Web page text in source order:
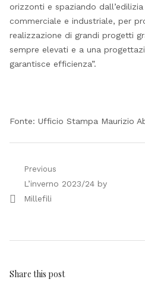
orizzonti e spaziando
commerciale e industriale, per
realizzazione di grandi progetti
sempre elevati e a una
garantisce efficienza”.
Fonte: Ufficio Stampa Maurizio
Navigazione
articoli
Previous
Previous
post:
L’inverno 2023/24 by
Millefili
Share this post